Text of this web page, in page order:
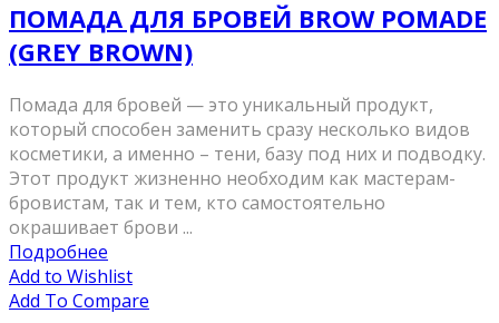
ПОМАДА ДЛЯ БРОВЕЙ BROW POMADE
(GREY BROWN)
Помада для бровей — это уникальный продукт,
который способен заменить сразу несколько видов
косметики, а именно – тени, базу под них и подводку.
Этот продукт жизненно необходим как мастерам-
бровистам, так и тем, кто самостоятельно
окрашивает брови ...
Подробнее
Add to Wishlist
Add To Compare